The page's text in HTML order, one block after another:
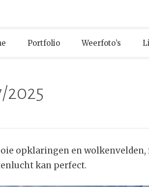
Portfolio Weerfoto’s
2025
opklaringen en wolkenvelden,
kan perfect.